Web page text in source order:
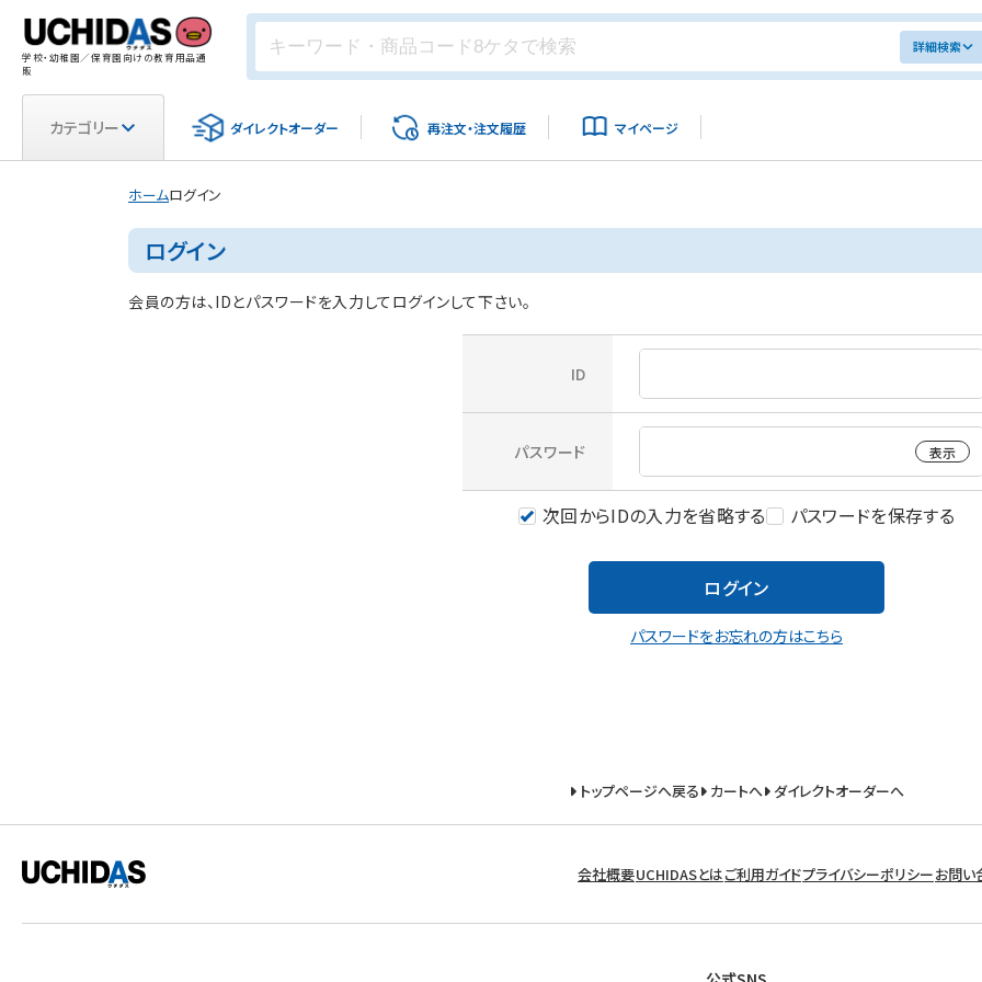
学校・幼稚園／保育園向けの教育用品通
販
詳細検索
カテゴリー ダイレクトオーダー 再注文・注文履歴 マイページ
ホームログイン
ログイン
会員の方は、IDとパスワードを入力してログインして下さい。
ID
パスワード 表示
次回からIDの入力を省略する パスワードを保存する
ログイン
パスワードをお忘れの方はこちら
トップページへ戻る カートへ ダイレクトオーダーへ
会社概要UCHIDASとはご利用ガイドプライバシーポリシーお問い